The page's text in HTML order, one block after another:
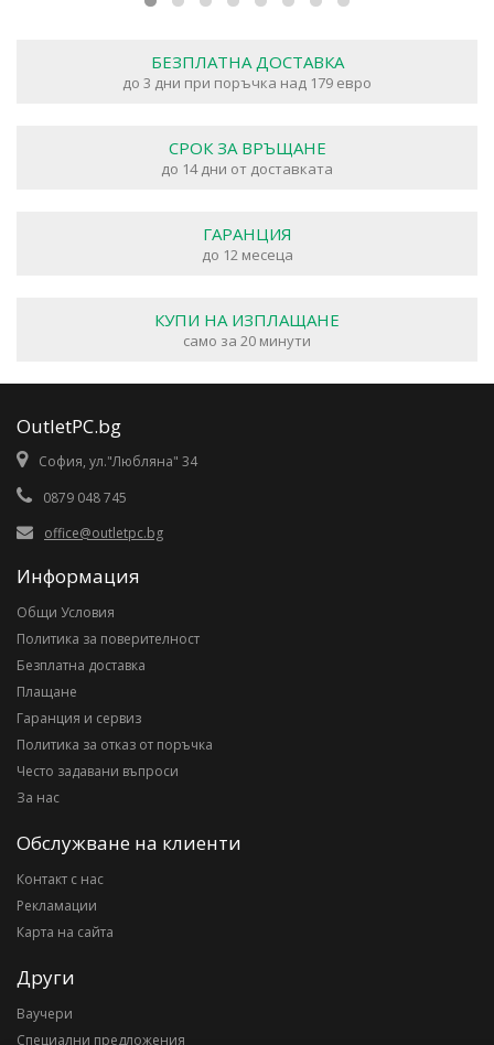
БЕЗПЛАТНА ДОСТАВКА
до 3 дни при поръчка над 179 евро
СРОК ЗА ВРЪЩАНЕ
до 14 дни от доставката
ГАРАНЦИЯ
до 12 месеца
КУПИ НА ИЗПЛАЩАНЕ
само за 20 минути
OutletPC.bg
София, ул."Любляна" 34
0879 048 745
office@outletpc.bg
Информация
Общи Условия
Политика за поверителност
Безплатна доставка
Плащане
Гаранция и сервиз
Политика за отказ от поръчка
Често задавани въпроси
За нас
Обслужване на клиенти
Контакт с нас
Рекламации
Карта на сайта
Други
Ваучери
Специални предложения